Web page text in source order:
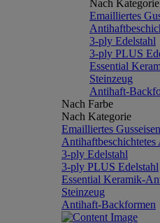
Nach Kategorie
Emailliertes
3-ply Edelstahl
3-ply PLUS
Essential
Steinzeug
Antihaft-
Nach Farbe
Nach Kategorie
Emailliertes Gusseisen
3-ply Edelstahl
3-ply PLUS Edelstahl
Essential Keramik-
Steinzeug
Antihaft-Backformen